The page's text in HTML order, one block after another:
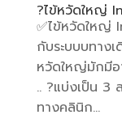
?ไข้หวัดใหญ่
✅️ไข้หวัดใหญ่
กับระบบบทางเ
หวัดใหญ่มักมีอ
.. ?แบ่งเป็น 3
ทางคลินิก...